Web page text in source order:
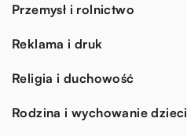
Przemysł i rolnictwo
Reklama i druk
Religia i duchowość
Rodzina i wychowanie dzieci